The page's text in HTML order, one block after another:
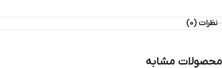
نظرات (0)
محصولات مشابه